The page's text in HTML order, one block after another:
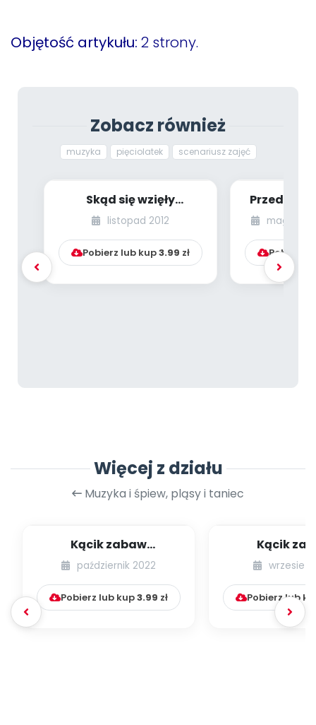
Objętość artykułu: 2 strony.
Zobacz również
muzyka pięciolatek scenariusz zajęć
Skąd się wzięły
ubrania? – cz. 1
[pomysły na zabawy]...
listopad 2012
Pobierz lub kup3.99 zł
tolerancji
magazyn
Pobierz
Więcej z działu
Muzyka i śpiew, pląsy i taniec
Kącik zabaw
integracyjnych [cz. 21]
październik 2022
Pobierz lub kup3.99 zł
Kącik
wrzesień
Pobierz lub